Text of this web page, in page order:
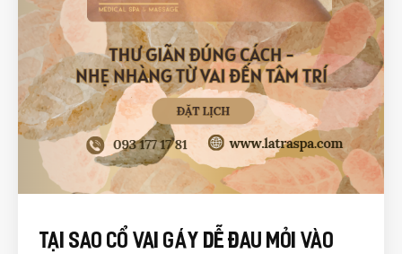
Tại Sao Cổ Vai Gáy Dễ Đau Mỏi Vào